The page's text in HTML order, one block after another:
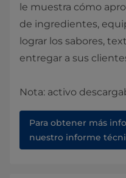
le muestra cómo
de ingredientes,
lograr los sabores,
entregar a sus
Nota: activo
Para obtener más
nuestro informe